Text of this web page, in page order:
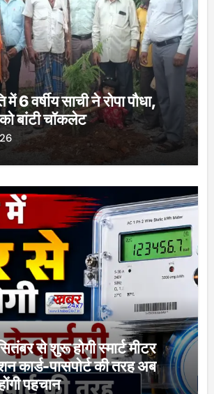
में 6 वर्षीय साची ने रोपा पौधा,
बांटी चॉकलेट
से शुरू होगी स्मार्ट मीटर
कार्ड-पासपोर्ट की तरह अब
पहचान